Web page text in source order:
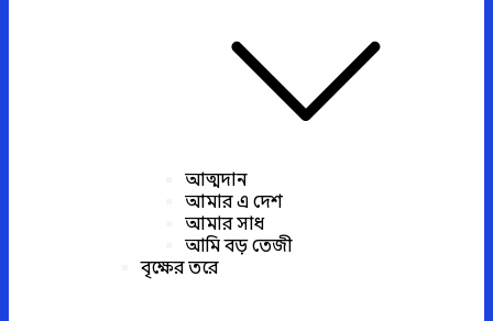
আত্মদান
আমার এ দেশ
আমার সাধ
আমি বড় তেজী
বৃক্ষের তরে